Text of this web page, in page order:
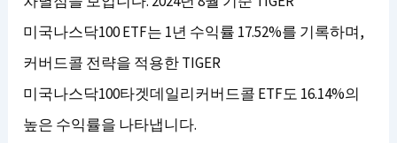
미국나스닥100 ETF는 1년 수익률 17.52%를 기록하며,
커버드콜 전략을 적용한 TIGER
미국나스닥100타겟데일리커버드콜 ETF도 16.14%의
높은 수익률을 나타냅니다.